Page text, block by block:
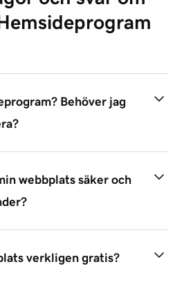
Behöver jag
webbplats säker och
verkligen gratis?